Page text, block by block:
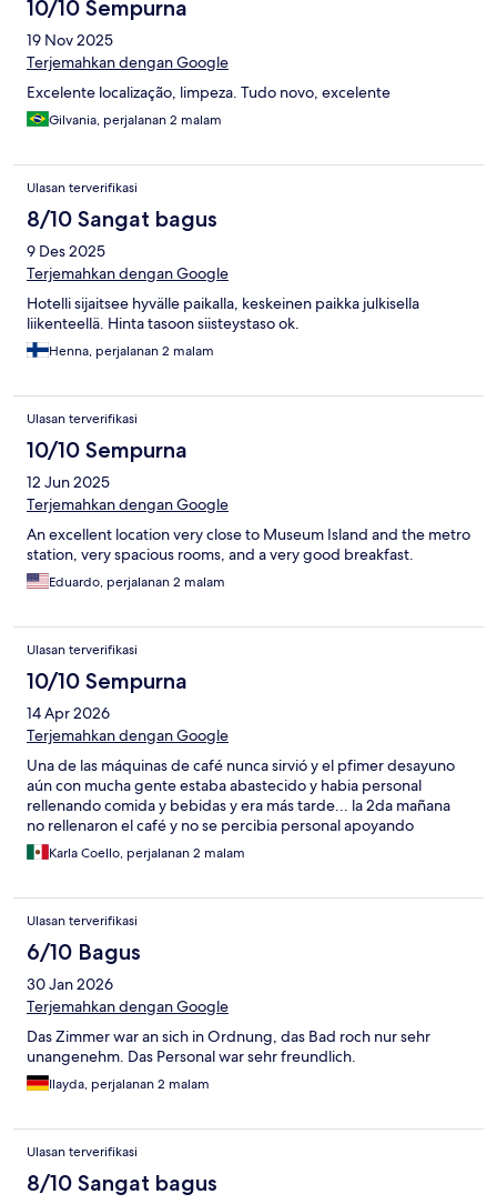
10/10 Sempurna
19 Nov 2025
Terjemahkan dengan Google
Excelente localização, limpeza. Tudo novo, excelente
Gilvania, perjalanan 2 malam
Ulasan terverifikasi
8/10 Sangat bagus
9 Des 2025
Terjemahkan dengan Google
Hotelli sijaitsee hyvälle paikalla, keskeinen paikka julkisella
liikenteellä. Hinta tasoon siisteystaso ok.
Henna, perjalanan 2 malam
Ulasan terverifikasi
10/10 Sempurna
12 Jun 2025
Terjemahkan dengan Google
An excellent location very close to Museum Island and the metro
station, very spacious rooms, and a very good breakfast.
Eduardo, perjalanan 2 malam
Ulasan terverifikasi
10/10 Sempurna
14 Apr 2026
Terjemahkan dengan Google
Una de las máquinas de café nunca sirvió y el pfimer desayuno
aún con mucha gente estaba abastecido y habia personal
rellenando comida y bebidas y era más tarde... la 2da mañana
no rellenaron el café y no se percibia personal apoyando
Karla Coello, perjalanan 2 malam
Ulasan terverifikasi
6/10 Bagus
30 Jan 2026
Terjemahkan dengan Google
Das Zimmer war an sich in Ordnung, das Bad roch nur sehr
unangenehm. Das Personal war sehr freundlich.
Ilayda, perjalanan 2 malam
Ulasan terverifikasi
8/10 Sangat bagus